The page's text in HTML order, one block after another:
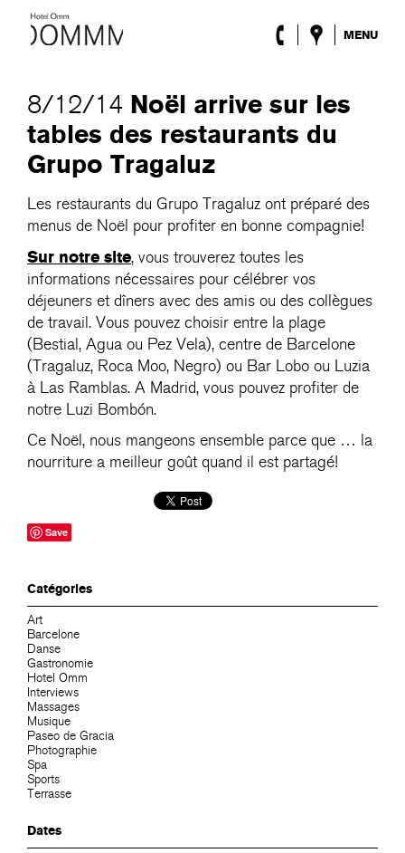
MENU
Roca Barcelona
Spa
Terrasse
Lobby
Évènements
Promotions
ENG / ESP / DEU / FRA / CAT
8/12/14 Noël arrive sur les
tables des restaurants du
Grupo Tragaluz
Les restaurants du Grupo Tragaluz ont préparé des
menus de Noël pour profiter en bonne compagnie!
Sur notre site, vous trouverez toutes les
informations nécessaires pour célébrer vos
déjeuners et dîners avec des amis ou des collègues
de travail. Vous pouvez choisir entre la plage
(Bestial, Agua ou Pez Vela), centre de Barcelone
(Tragaluz, Roca Moo, Negro) ou Bar Lobo ou Luzia
à Las Ramblas. A Madrid, vous pouvez profiter de
notre Luzi Bombón.
Ce Noël, nous mangeons ensemble parce que … la
nourriture a meilleur goût quand il est partagé!
Save
Catégories
Art
Barcelone
Danse
Gastronomie
Hotel Omm
Interviews
Massages
Musique
Paseo de Gracia
Photographie
Spa
Sports
Terrasse
Dates